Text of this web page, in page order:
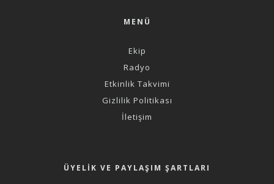
MENÜ
Ekip
Radyo
Etkinlik Takvimi
Gizlilik Politikası
İletişim
ÜYELIK VE PAYLAŞIM ŞARTLARI